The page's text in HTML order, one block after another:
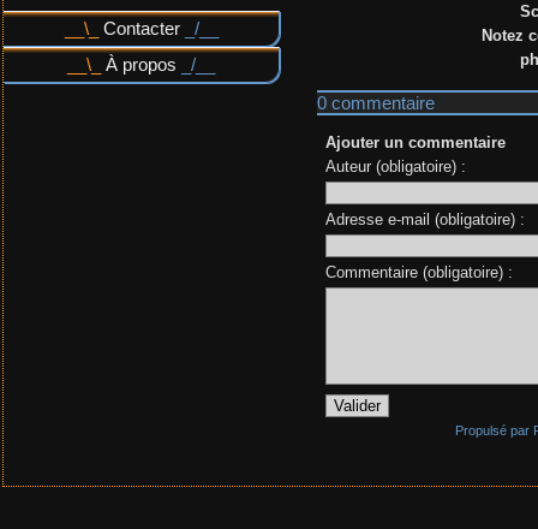
Contacter
À propos
Notez
0 commentaire
Ajouter un commentaire
Auteur (obligatoire) :
Adresse e-mail (obligatoire) :
Commentaire (obligatoire) :
Propulsé par